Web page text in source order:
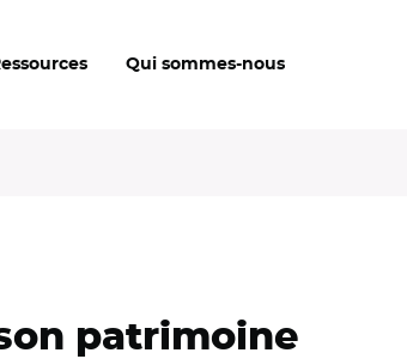
Qui sommes-nous
patrimoine